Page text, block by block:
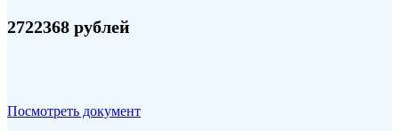
2722368 рублей
Посмотреть документ